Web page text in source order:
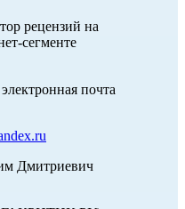
рецензий на
сегменте
почта
Дмитриевич